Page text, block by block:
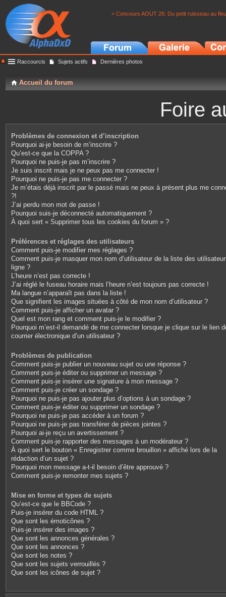
> Concours AOUT 26: Du petit ruisseau au
Raccourcis Sujets actifs Dernières photos
Accueil du forum
Foire
Problèmes de connexion et d’inscription
Pourquoi ai-je besoin de m’inscrire ?
Qu’est-ce que la COPPA ?
Pourquoi ne puis-je pas m’inscrire ?
Je suis inscrit mais je ne peux pas me connecter !
Pourquoi ne puis-je pas me connecter ?
Je m’étais déjà inscrit par le passé mais ne peux à présent plus me
?!
J’ai perdu mon mot de passe !
Pourquoi suis-je déconnecté automatiquement ?
À quoi sert « Supprimer tous les cookies du forum » ?
Préférences et réglages des utilisateurs
Comment puis-je modifier mes réglages ?
Comment puis-je masquer mon nom d’utilisateur de la liste des
ligne ?
L’heure n’est pas correcte !
J’ai réglé le fuseau horaire mais l’heure n’est toujours pas correcte !
Ma langue n’apparaît pas dans la liste !
Que signifient les images situées à côté de mon nom d’utilisateur ?
Comment puis-je afficher un avatar ?
Quel est mon rang et comment puis-je le modifier ?
Pourquoi m’est-il demandé de me connecter lorsque je clique sur le lien
courrier électronique d’un utilisateur ?
Problèmes de publication
Comment puis-je publier un nouveau sujet ou une réponse ?
Comment puis-je éditer ou supprimer un message ?
Comment puis-je insérer une signature à mon message ?
Comment puis-je créer un sondage ?
Pourquoi ne puis-je pas ajouter plus d’options à un sondage ?
Comment puis-je éditer ou supprimer un sondage ?
Pourquoi ne puis-je pas accéder à un forum ?
Pourquoi ne puis-je pas transférer de pièces jointes ?
Pourquoi ai-je reçu un avertissement ?
Comment puis-je rapporter des messages à un modérateur ?
À quoi sert le bouton « Enregistrer comme brouillon » affiché lors de la
rédaction d’un sujet ?
Pourquoi mon message a-t-il besoin d’être approuvé ?
Comment puis-je remonter mes sujets ?
Mise en forme et types de sujets
Qu’est-ce que le BBCode ?
Puis-je insérer du code HTML ?
Que sont les émoticônes ?
Puis-je insérer des images ?
Que sont les annonces générales ?
Que sont les annonces ?
Que sont les notes ?
Que sont les sujets verrouillés ?
Que sont les icônes de sujet ?